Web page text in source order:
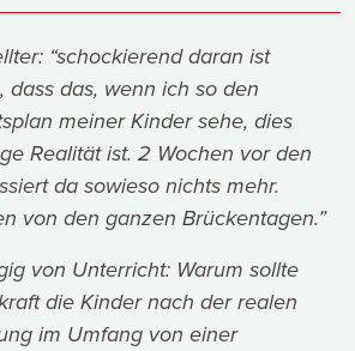
“schockierend daran ist
dass das, wenn ich so den
meiner Kinder sehe, dies
Realität ist. 2 Wochen vor den
da sowieso nichts mehr.
von den ganzen Brückentagen.”
von Unterricht: Warum sollte
die Kinder nach der realen
im Umfang von einer